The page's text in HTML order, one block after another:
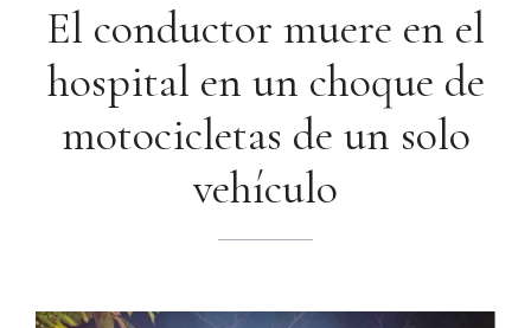
El conductor muere en el
hospital en un choque de
motocicletas de un solo
vehículo